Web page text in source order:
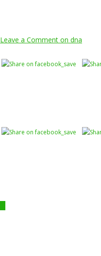
Leave a Comment on dna